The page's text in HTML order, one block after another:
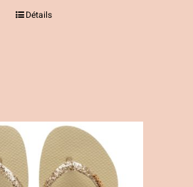
Détails